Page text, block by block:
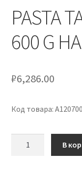
PASTA
600 G
₽6,286.00
Код товара: A120700
В